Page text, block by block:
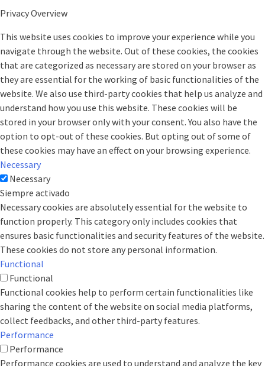
Privacy Overview
This website uses cookies to improve your experience while you
navigate through the website. Out of these cookies, the cookies
that are categorized as necessary are stored on your browser as
they are essential for the working of basic functionalities of the
website. We also use third-party cookies that help us analyze and
understand how you use this website. These cookies will be
stored in your browser only with your consent. You also have the
option to opt-out of these cookies. But opting out of some of
these cookies may have an effect on your browsing experience.
Necessary
Necessary
Siempre activado
Necessary cookies are absolutely essential for the website to
function properly. This category only includes cookies that
ensures basic functionalities and security features of the website.
These cookies do not store any personal information.
Functional
Functional
Functional cookies help to perform certain functionalities like
sharing the content of the website on social media platforms,
collect feedbacks, and other third-party features.
Performance
Performance
Performance cookies are used to understand and analyze the key